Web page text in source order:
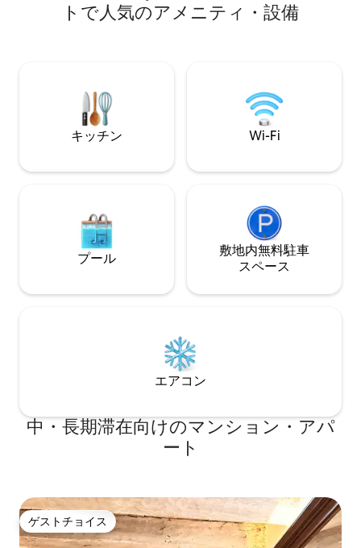
ください。ホストは、カルタヘナの
在をご予約ください！✨残り日数わず
か。今すぐ予約して、限定料金とVIP向け
の現地情報を手に入れましょう。歴史、
贅沢、カリブ海の魅力に目覚めましょ
海と海岸線の素
ム、ダイニングル
は高層階の2階建
す。
トで人気のアメニティ・設備
キッチン Wi-Fi
プール
敷地内無料駐⁠車
ス⁠ペ⁠ー⁠ス
エアコン
中・長期滞在向けのマンション・アパ
ート
ゲストチョイス
ゲストチョイス